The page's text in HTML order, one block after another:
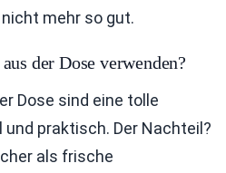
mehr so gut.
der Dose verwenden?
Dose sind eine tolle
und praktisch. Der Nachteil?
als frische